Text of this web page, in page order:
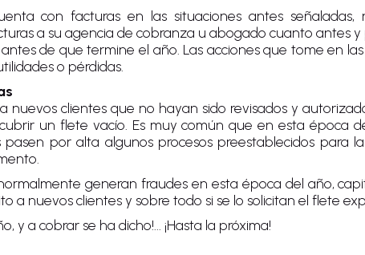
con facturas en las situaciones antes
a su agencia de cobranza u abogado cuanto antes
de que termine el año. Las acciones que tome en
o pérdidas.
nuevos clientes que no hayan sido revisados y
un flete vacío. Es muy común que en esta época
por alta algunos procesos preestablecidos para
generan fraudes en esta época del año,
a nuevos clientes y sobre todo si se lo solicitan el flete
y a cobrar se ha dicho!... ¡Hasta la próxima!